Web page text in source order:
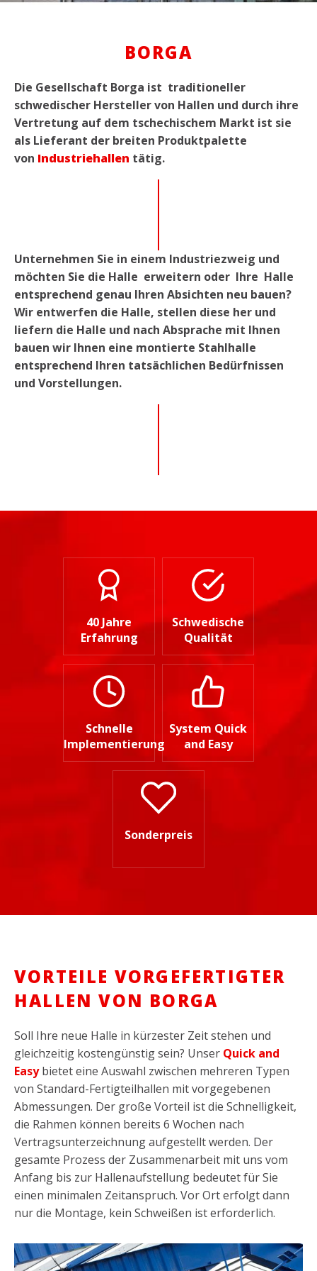
BORGA
Die Gesellschaft Borga ist traditioneller
schwedischer Hersteller von Hallen und durch ihre
Vertretung auf dem tschechischem Markt ist sie
als Lieferant der breiten Produktpalette
von Industriehallen tätig.
Unternehmen Sie in einem Industriezweig und
möchten Sie die Halle erweitern oder Ihre Halle
entsprechend genau Ihren Absichten neu bauen?
Wir entwerfen die Halle, stellen diese her und
liefern die Halle und nach Absprache mit Ihnen
bauen wir Ihnen eine montierte Stahlhalle
entsprechend Ihren tatsächlichen Bedürfnissen
und Vorstellungen.
40 Jahre
Erfahrung
Schwedische
Qualität
Schnelle
Implementierung
System Quick
and Easy
Sonderpreis
VORTEILE VORGEFERTIGTER
HALLEN VON BORGA
Soll Ihre neue Halle in kürzester Zeit stehen und
gleichzeitig kostengünstig sein? Unser Quick and
Easybietet eine Auswahl zwischen mehreren Typen
von Standard-Fertigteilhallen mit vorgegebenen
Abmessungen. Der große Vorteil ist die Schnelligkeit,
die Rahmen können bereits 6 Wochen nach
Vertragsunterzeichnung aufgestellt werden. Der
gesamte Prozess der Zusammenarbeit mit uns vom
Anfang bis zur Hallenaufstellung bedeutet für Sie
einen minimalen Zeitanspruch. Vor Ort erfolgt dann
nur die Montage, kein Schweißen ist erforderlich.